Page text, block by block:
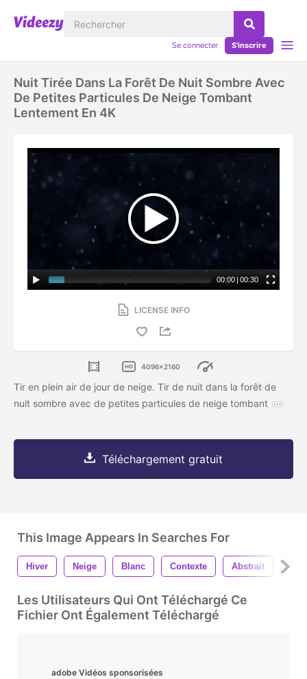
Se connecter S'inscrire
Nuit Tirée Dans La Forêt De Nuit Sombre Avec
De Petites Particules De Neige Tombant
Lentement En 4K
00:00 | 00:30
LICENSE INFO
4096x2160
Tir en plein air de jour de neige. Tir de nuit dans la forêt de
nuit sombre avec de petites particules de neige tombant
Téléchargement gratuit
This Image Appears In Searches For
Hiver Neige Blanc Contexte Abstrait
Les Utilisateurs Qui Ont Téléchargé Ce
Fichier Ont Également Téléchargé
adobe Vidéos sponsorisées